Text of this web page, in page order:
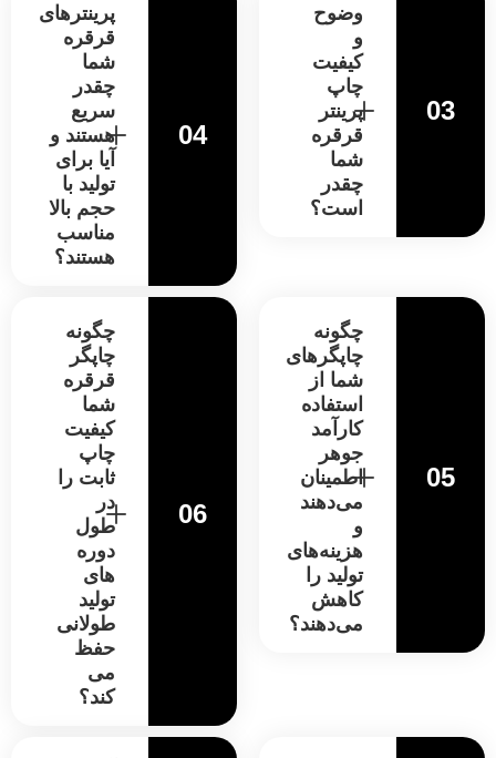
03
وضوح
و
کیفیت
چاپ
پرینتر
قرقره
شما
چقدر
است؟
04
پرینترهای
قرقره
شما
چقدر
سریع
هستند و
آیا برای
تولید با
حجم بالا
مناسب
هستند؟
05
چگونه
چاپگرهای
شما از
استفاده
کارآمد
جوهر
اطمینان
می‌دهند
و
هزینه‌های
تولید را
کاهش
می‌دهند؟
06
چگونه
چاپگر
قرقره
شما
کیفیت
چاپ
ثابت را
در
طول
دوره
های
تولید
طولانی
حفظ
می
کند؟